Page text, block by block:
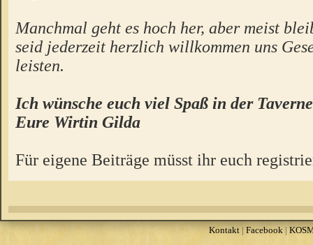
Manchmal geht es hoch her, aber meist
seid jederzeit herzlich willkommen uns
leisten.
Ich wünsche euch viel Spaß in der
Eure Wirtin Gilda
Für eigene Beiträge müsst ihr euch
Kontakt| Facebook |